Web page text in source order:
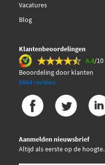
Vacatures
Blog
Klantenbeoordelingen
8.8/10
Beoordeling door klanten
6664 reviews
Aanmelden nieuwsbrief
Altijd als eerste op de hoogte.